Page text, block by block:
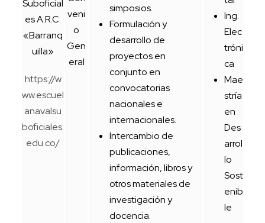
Suboficial
es A.R.C.
«Barranq
uilla»
https://w
ww.escuel
anavalsu
boficiales.
edu.co/
veni
o
Gen
eral
simposios.
Formulación y
desarrollo de
proyectos en
conjunto en
convocatorias
nacionales e
internacionales.
Intercambio de
publicaciones,
información, libros y
otros materiales de
investigación y
docencia.
Ing.
Elec
tróni
ca
Mae
stría
en
Des
arrol
lo
Sost
enib
le